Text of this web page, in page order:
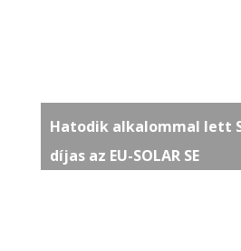
Hatodik alkalommal lett
díjas az EU-SOLAR SE